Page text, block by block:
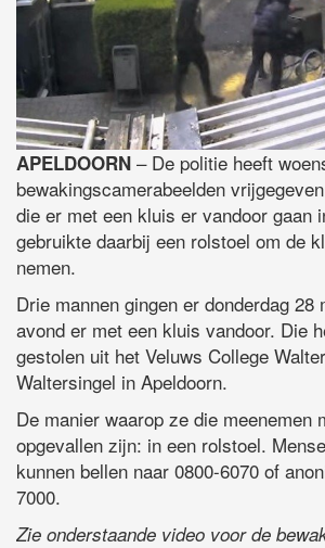
APELDOORN – De politie heeft
bewakingscamerabeelden
die er met een kluis er vandoor gaan
gebruikte daarbij een rolstoel om de
nemen.
Drie mannen gingen er donderdag 28
avond er met een kluis vandoor. Die
gestolen uit het Veluws College
Waltersingel in Apeldoorn.
De manier waarop ze die meenemen
opgevallen zijn: in een rolstoel.
kunnen bellen naar 0800-6070 of
7000.
Zie onderstaande video voor de